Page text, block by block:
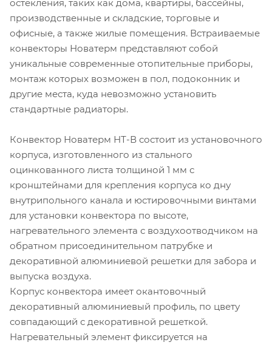
остекления, таких как дома, квартиры, бассейны,
производственные и складские, торговые и
офисные, а также жилые помещения. Встраиваемые
конвекторы Новатерм представляют собой
уникальные современные отопительные приборы,
монтаж которых возможен в пол, подоконник и
другие места, куда невозможно установить
стандартные радиаторы.
Конвектор Новатерм НТ-В состоит из установочного
корпуса, изготовленного из стального
оцинкованного листа толщиной 1 мм с
кронштейнами для крепления корпуса ко дну
внутрипольного канала и юстировочными винтами
для установки конвектора по высоте,
нагревательного элемента с воздухоотводчиком на
обратном присоединительном патрубке и
декоративной алюминиевой решетки для забора и
выпуска воздуха.
Корпус конвектора имеет окантовочный
декоративный алюминиевый профиль, по цвету
совпадающий с декоративной решеткой.
Нагревательный элемент фиксируется на